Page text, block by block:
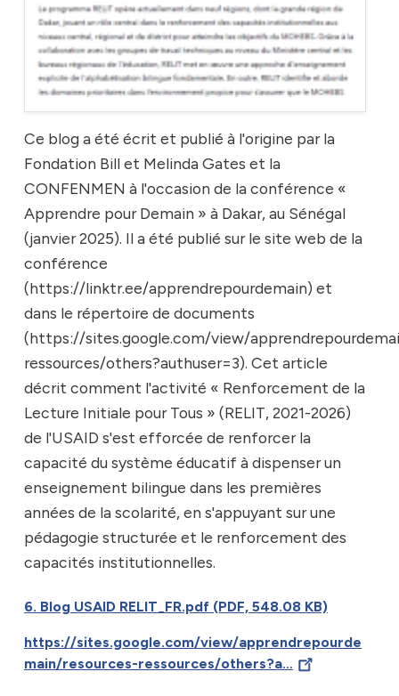
Ce blog a été écrit et publié à l'origine par la
Fondation Bill et Melinda Gates et la
CONFENMEN à l'occasion de la conférence «
Apprendre pour Demain » à Dakar, au Sénégal
(janvier 2025). Il a été publié sur le site web de la
conférence
(https://linktr.ee/apprendrepourdemain) et
dans le répertoire de documents
(https://sites.google.com/view/
ressources/others?authuser=3). Cet article
décrit comment l'activité « Renforcement de la
Lecture Initiale pour Tous » (RELIT, 2021-2026)
de l'USAID s'est efforcée de renforcer la
capacité du système éducatif à dispenser un
enseignement bilingue dans les premières
années de la scolarité, en s'appuyant sur une
pédagogie structurée et le renforcement des
capacités institutionnelles.
6. Blog USAID RELIT_FR.pdf (PDF, 548.08 KB)
https://sites.google.com/view/apprendrepourde
main/resources-ressources/others?a…